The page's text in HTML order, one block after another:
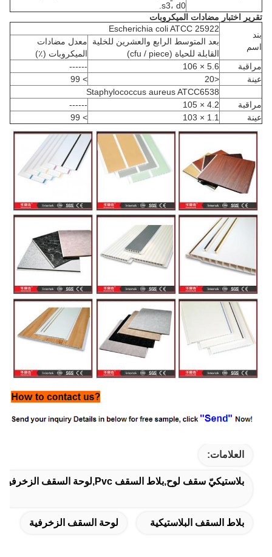
s3، d0.
تقرير اختبار مضادات الميكروبات
بند
اسم
Escherichia coli ATCC 25922
بعد المتوسط ​​الرابع والعشرين للخلية
القابلة للحياة (cfu / piece)
معدل مضادات
الميكروبات (٪)
مراقبة
5.6 × 106
------
عينة
<20
> 99
Staphylococcus aureus ATCC6538
مراقبة
4.2 × 105
------
عينة
1.1 × 103
> 99
العلامات:
بلاستيكيّ سقف لوح,بلاط السقف Pvc,لوحة السقف الزخرفية
بلاط السقف البلاستيكية لوحة السقف الزخرفية